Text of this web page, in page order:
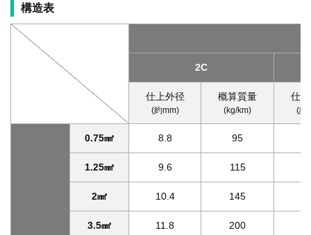
構造表
2C
仕上外径
(約mm)
概算質量
(kg/km)
仕
(約
0.75㎟ 8.8 95
1.25㎟ 9.6 115
2㎟ 10.4 145
3.5㎟ 11.8 200